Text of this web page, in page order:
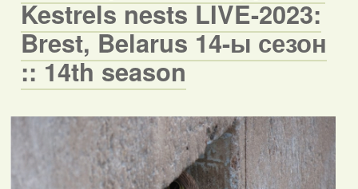
Kestrels nests LIVE-2023:
Brest, Belarus 14-ы сезон
:: 14th season